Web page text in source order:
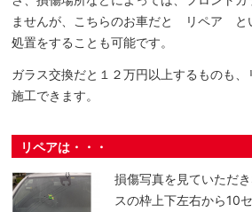
ませんが、こちらのお車だと リペア と
処置をすることも可能です。
ガラス交換だと１２万円以上するものも
施工できます。
リペアは・・・
損傷写真を見ていただ
スの枠上下左右から10